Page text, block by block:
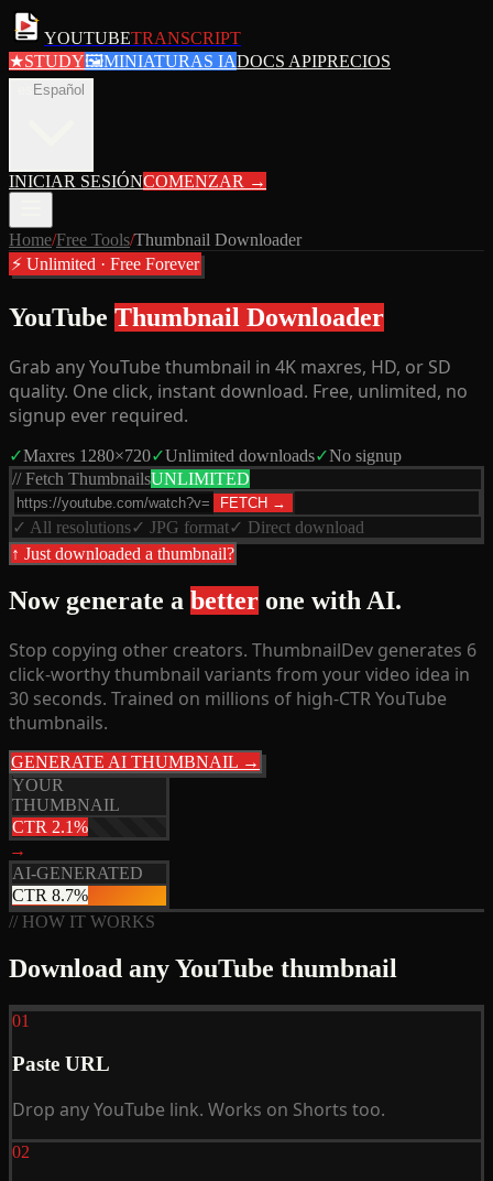
YOUTUBETRANSCRIPT
★STUDY🖼MINIATURAS IADOCS APIPRECIOS
Español
INICIAR SESIÓNCOMENZAR →
Home/Free Tools/Thumbnail Downloader
⚡ Unlimited · Free Forever
YouTube Thumbnail Downloader
Grab any YouTube thumbnail in 4K maxres, HD, or SD
quality. One click, instant download. Free, unlimited, no
signup ever required.
✓Maxres 1280×720✓Unlimited downloads✓No signup
// Fetch ThumbnailsUNLIMITED
FETCH →
✓ All resolutions✓ JPG format✓ Direct download
↑ Just downloaded a thumbnail?
Now generate a better one with AI.
Stop copying other creators. ThumbnailDev generates 6
click-worthy thumbnail variants from your video idea in
30 seconds. Trained on millions of high-CTR YouTube
thumbnails.
GENERATE AI THUMBNAIL →
YOUR
THUMBNAIL
CTR 2.1%
→
AI-GENERATED
CTR 8.7%
// HOW IT WORKS
Download any YouTube thumbnail
01
Paste URL
Drop any YouTube link. Works on Shorts too.
02